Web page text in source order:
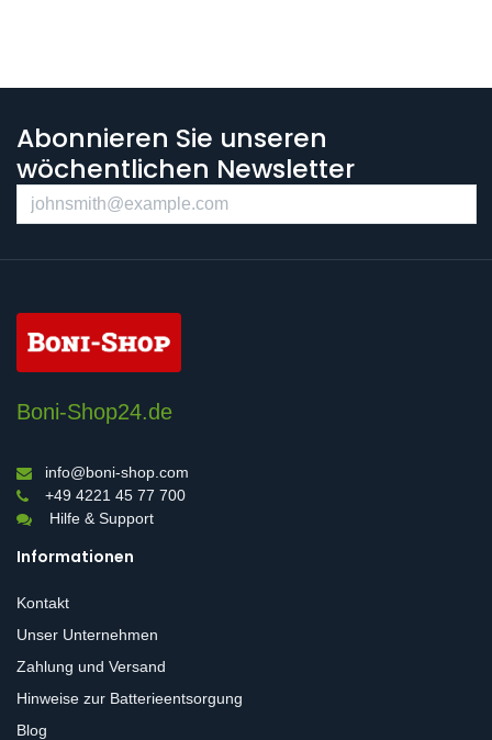
Abonnieren Sie unseren
wöchentlichen Newsletter
Boni-Shop24.de
info@boni-shop.com
+49 4221 45 77 700
Hilfe & Support
Informationen
Kontakt
Unser Unternehmen
Zahlung und Versand
Hinweise zur Batterieentsorgung
Blog